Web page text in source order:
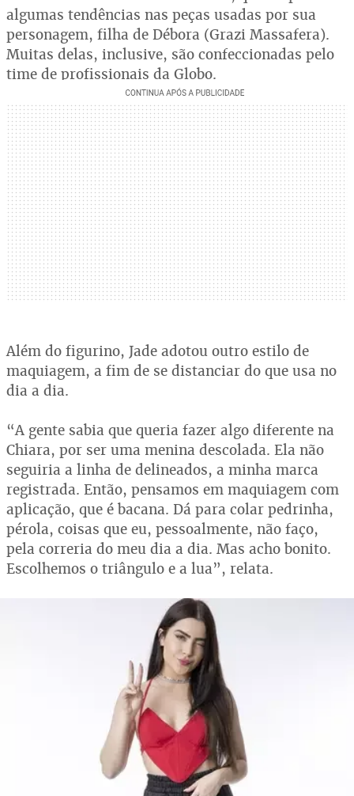
algumas tendências nas peças usadas por sua
personagem, filha de Débora (Grazi Massafera).
Muitas delas, inclusive, são confeccionadas pelo
time de profissionais da Globo.
Além do figurino, Jade adotou outro estilo de
maquiagem, a fim de se distanciar do que usa no
dia a dia.
“A gente sabia que queria fazer algo diferente na
Chiara, por ser uma menina descolada. Ela não
seguiria a linha de delineados, a minha marca
registrada. Então, pensamos em maquiagem com
aplicação, que é bacana. Dá para colar pedrinha,
pérola, coisas que eu, pessoalmente, não faço,
pela correria do meu dia a dia. Mas acho bonito.
Escolhemos o triângulo e a lua”, relata.